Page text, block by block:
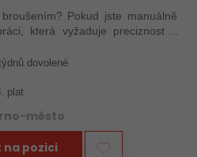
jste manuálně
která vyžaduje preciznost a
dovolené
plat
město
na pozici